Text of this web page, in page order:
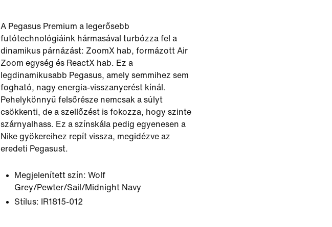
A Pegasus Premium a legerősebb
futótechnológiáink hármasával turbózza fel a
dinamikus párnázást: ZoomX hab, formázott Air
Zoom egység és ReactX hab. Ez a
legdinamikusabb Pegasus, amely semmihez sem
fogható, nagy energia-visszanyerést kínál.
Pehelykönnyű felsőrésze nemcsak a súlyt
csökkenti, de a szellőzést is fokozza, hogy szinte
szárnyalhass. Ez a színskála pedig egyenesen a
Nike gyökereihez repít vissza, megidézve az
eredeti Pegasust.
Megjelenített szín: Wolf
Grey/Pewter/Sail/Midnight Navy
Stílus:
IR1815-012